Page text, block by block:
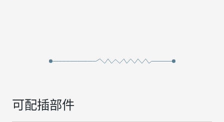
可配插部件